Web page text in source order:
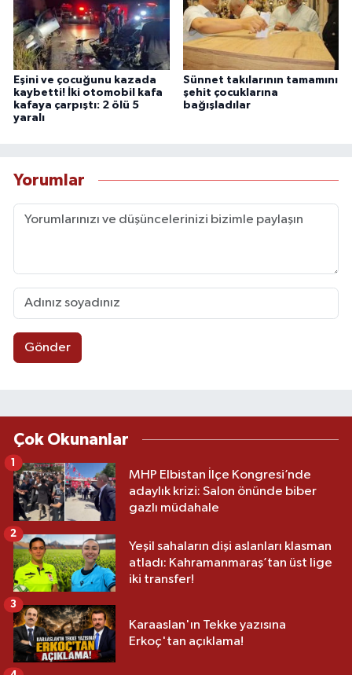
Eşini ve çocuğunu kazada
kaybetti! İki otomobil kafa
kafaya çarpıştı: 2 ölü 5
yaralı
Sünnet takılarının tamamını
şehit çocuklarına
bağışladılar
Yorumlar
Gönder
Çok Okunanlar
MHP Elbistan İlçe Kongresi’nde
adaylık krizi: Salon önünde biber
gazlı müdahale
1
Yeşil sahaların dişi aslanları klasman
atladı: Kahramanmaraş’tan üst lige
iki transfer!
2
Karaaslan'ın Tekke yazısına
Erkoç'tan açıklama!
3